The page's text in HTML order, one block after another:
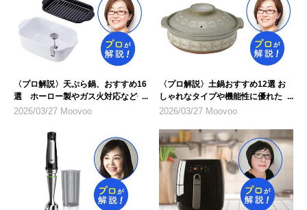
〈プロ解説〉天ぷら鍋、おすすめ16
選 ホーロー製やガス火対応など仕
様に注目
2026/03/27 Moovoo
〈プロ解説〉土鍋おすすめ12選 お
しゃれなタイプや機能性に優れたも
のを紹介
2026/03/27 Moovoo